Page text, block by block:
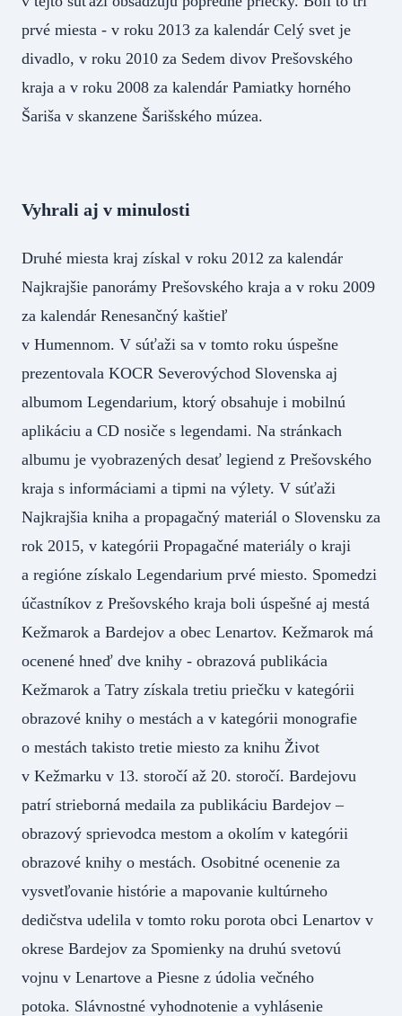
prvé miesta - v roku 2013 za kalendár Celý svet je
divadlo, v roku 2010 za Sedem divov Prešovského
kraja a v roku 2008 za kalendár Pamiatky horného
Šariša v skanzene Šarišského múzea.
Vyhrali aj v minulosti
Druhé miesta kraj získal v roku 2012 za kalendár
Najkrajšie panorámy Prešovského kraja a v roku 2009
za kalendár Renesančný kaštieľ
v Humennom. V súťaži sa v tomto roku úspešne
prezentovala KOCR Severovýchod Slovenska aj
albumom Legendarium, ktorý obsahuje i mobilnú
aplikáciu a CD nosiče s legendami. Na stránkach
albumu je vyobrazených desať legiend z Prešovského
kraja s informáciami a tipmi na výlety. V súťaži
Najkrajšia kniha a propagačný materiál o Slovensku za
rok 2015, v kategórii Propagačné materiály o kraji
a regióne získalo Legendarium prvé miesto. Spomedzi
účastníkov z Prešovského kraja boli úspešné aj mestá
Kežmarok a Bardejov a obec Lenartov. Kežmarok má
ocenené hneď dve knihy - obrazová publikácia
Kežmarok a Tatry získala tretiu priečku v kategórii
obrazové knihy o mestách a v kategórii monografie
o mestách takisto tretie miesto za knihu Život
v Kežmarku v 13. storočí až 20. storočí. Bardejovu
patrí strieborná medaila za publikáciu Bardejov –
obrazový sprievodca mestom a okolím v kategórii
obrazové knihy o mestách. Osobitné ocenenie za
vysvetľovanie histórie a mapovanie kultúrneho
dedičstva udelila v tomto roku porota obci Lenartov v
okrese Bardejov za Spomienky na druhú svetovú
vojnu v Lenartove a Piesne z údolia večného
potoka. Slávnostné vyhodnotenie a vyhlásenie